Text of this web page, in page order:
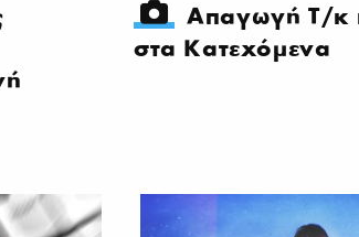
Απαγωγή Τ/κ
στα Κατεχόμενα